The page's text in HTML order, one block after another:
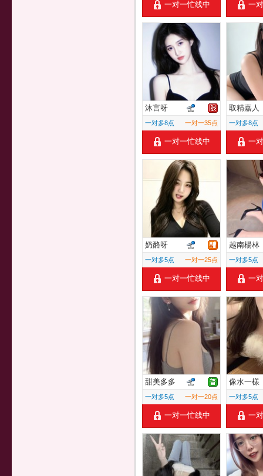
一对一忙线中 一
沐言呀
一对多8点 一对一35点
一对一忙线中
取精嘉人
一对多8点
一
奶酪呀
一对多5点 一对一25点
一对一忙线中
越南楊林
一对多5点
一
甜美多多
一对多5点 一对一20点
一对一忙线中
像水一樣
一对多5点
一